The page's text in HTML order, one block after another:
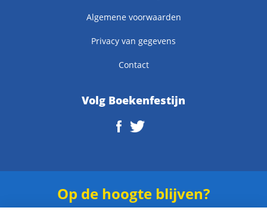
Algemene voorwaarden
Privacy van gegevens
Contact
Volg Boekenfestijn
Op de hoogte blijven?